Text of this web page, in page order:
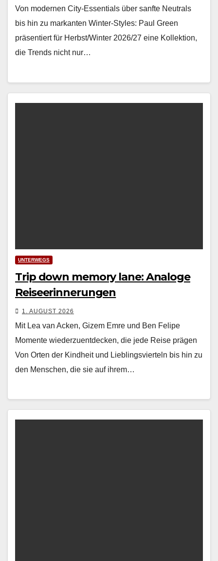
Von mod­er­nen City-Essen­tials über san­fte Neu­trals
bis hin zu markan­ten Win­ter-Styles: Paul Green
präsen­tiert für Herbst/Winter 2026/27 eine Kollek­tion,
die Trends nicht nur…
UNTERWEGS
Trip down memory lane: Analoge
Reiseerinnerungen
1. AUGUST 2026
Mit Lea van Acken, Gizem Emre und Ben Felipe
Momente wiederzuentdecken, die jede Reise prägen
Von Orten der Kind­heit und Lieblingsvierteln bis hin zu
den Men­schen, die sie auf ihrem…